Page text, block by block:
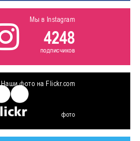
Мы в Instagram
4248
подписчиков
Наши фото на Flickr.com
фото